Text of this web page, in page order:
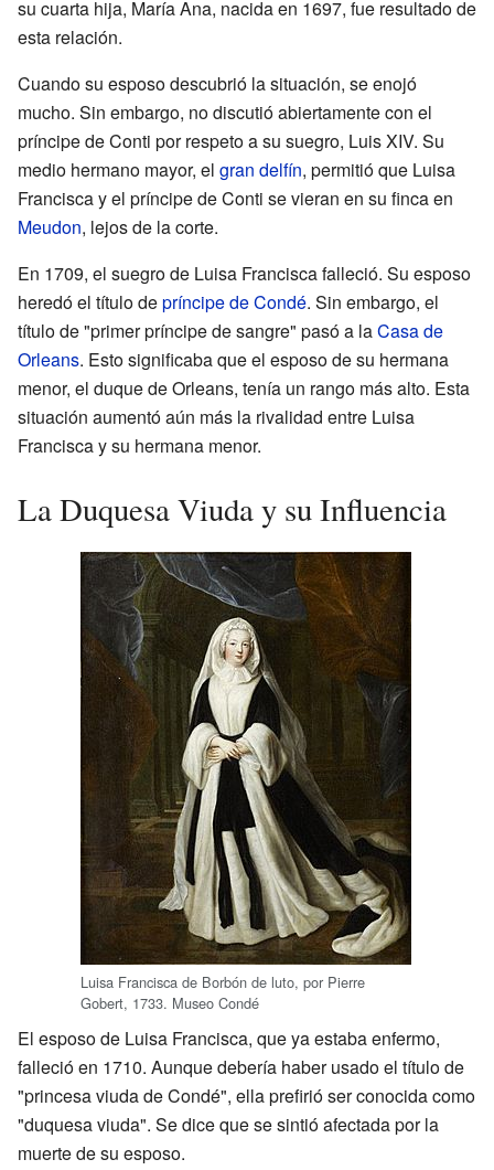
su cuarta hija, María Ana, nacida en 1697, fue resultado de
esta relación.
Cuando su esposo descubrió la situación, se enojó
mucho. Sin embargo, no discutió abiertamente con el
príncipe de Conti por respeto a su suegro, Luis XIV. Su
medio hermano mayor, el gran delfín, permitió que Luisa
Francisca y el príncipe de Conti se vieran en su finca en
Meudon, lejos de la corte.
En 1709, el suegro de Luisa Francisca falleció. Su esposo
heredó el título depríncipe de Condé. Sin embargo, el
título de "primer príncipe de sangre" pasó a laCasa de
Orleans. Esto significaba que el esposo de su hermana
menor, el duque de Orleans, tenía un rango más alto. Esta
situación aumentó aún más la rivalidad entre Luisa
Francisca y su hermana menor.
La Duquesa Viuda y su Influencia
Luisa Francisca de Borbón de luto, por Pierre
Gobert, 1733. Museo Condé
El esposo de Luisa Francisca, que ya estaba enfermo,
falleció en 1710. Aunque debería haber usado el título de
"princesa viuda de Condé", ella prefirió ser conocida como
"duquesa viuda". Se dice que se sintió afectada por la
muerte de su esposo.